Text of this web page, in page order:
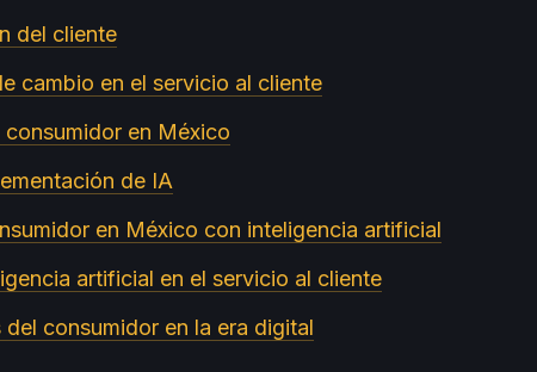
del cliente
cambio en el servicio al cliente
consumidor en México
de IA
en México con inteligencia artificial
artificial en el servicio al cliente
consumidor en la era digital